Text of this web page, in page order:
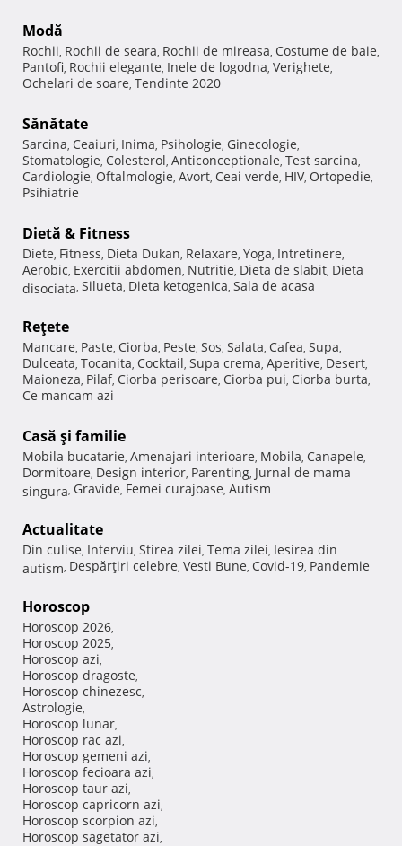
Modă
Rochii, Rochii de seara, Rochii de mireasa, Costume de baie,
Pantofi, Rochii elegante, Inele de logodna, Verighete,
Ochelari de soare, Tendinte 2020
Sănătate
Sarcina, Ceaiuri, Inima, Psihologie, Ginecologie,
Stomatologie, Colesterol, Anticonceptionale, Test sarcina,
Cardiologie, Oftalmologie, Avort, Ceai verde, HIV, Ortopedie,
Psihiatrie
Dietă & Fitness
Diete, Fitness, Dieta Dukan, Relaxare, Yoga, Intretinere,
Aerobic, Exercitii abdomen, Nutritie, Dieta de slabit, Dieta
disociata, Silueta, Dieta ketogenica, Sala de acasa
Reţete
Mancare, Paste, Ciorba, Peste, Sos, Salata, Cafea, Supa,
Dulceata, Tocanita, Cocktail, Supa crema, Aperitive, Desert,
Maioneza, Pilaf, Ciorba perisoare, Ciorba pui, Ciorba burta,
Ce mancam azi
Casă şi familie
Mobila bucatarie, Amenajari interioare, Mobila, Canapele,
Dormitoare, Design interior, Parenting, Jurnal de mama
singura, Gravide, Femei curajoase, Autism
Actualitate
Din culise, Interviu, Stirea zilei, Tema zilei, Iesirea din
autism, Despărţiri celebre, Vesti Bune, Covid-19, Pandemie
Horoscop
Horoscop 2026,
Horoscop 2025,
Horoscop azi,
Horoscop dragoste,
Horoscop chinezesc,
Astrologie,
Horoscop lunar,
Horoscop rac azi,
Horoscop gemeni azi,
Horoscop fecioara azi,
Horoscop taur azi,
Horoscop capricorn azi,
Horoscop scorpion azi,
Horoscop sagetator azi,